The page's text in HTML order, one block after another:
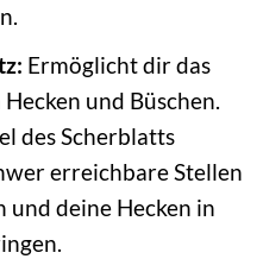
Ermöglicht dir das
und Büschen.
des Scherblatts
erreichbare Stellen
und deine Hecken in